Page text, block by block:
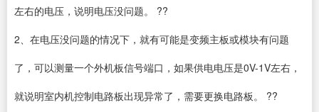
左右的电压，说明电压没问题。 ??
2、在电压没问题的情况下，就有可能是变频主板或模块有问题
了，可以测量一个外机板信号端口，如果供电电压是0V-1V左右，
就说明室内机控制电路板出现异常了，需要更换电路板。 ??